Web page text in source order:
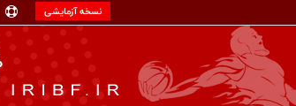
نسخه آزمایشی